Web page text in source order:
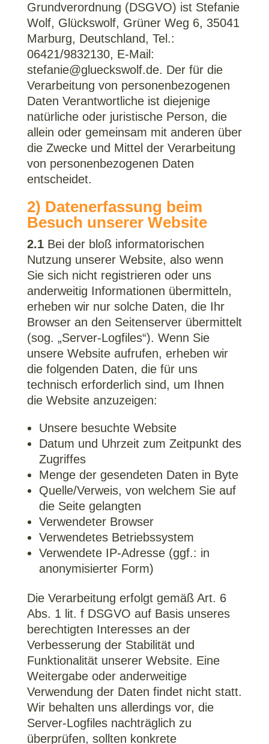
Grundverordnung (DSGVO) ist Stefanie
Wolf, Glückswolf, Grüner Weg 6, 35041
Marburg, Deutschland, Tel.:
06421/9832130, E-Mail:
stefanie@glueckswolf.de. Der für die
Verarbeitung von personenbezogenen
Daten Verantwortliche ist diejenige
natürliche oder juristische Person, die
allein oder gemeinsam mit anderen über
die Zwecke und Mittel der Verarbeitung
von personenbezogenen Daten
entscheidet.
2) Datenerfassung beim
Besuch unserer Website
2.1Bei der bloß informatorischen
Nutzung unserer Website, also wenn
Sie sich nicht registrieren oder uns
anderweitig Informationen übermitteln,
erheben wir nur solche Daten, die Ihr
Browser an den Seitenserver übermittelt
(sog. „Server-Logfiles“). Wenn Sie
unsere Website aufrufen, erheben wir
die folgenden Daten, die für uns
technisch erforderlich sind, um Ihnen
die Website anzuzeigen:
Unsere besuchte Website
Datum und Uhrzeit zum Zeitpunkt des
Zugriffes
Menge der gesendeten Daten in Byte
Quelle/Verweis, von welchem Sie auf
die Seite gelangten
Verwendeter Browser
Verwendetes Betriebssystem
Verwendete IP-Adresse (ggf.: in
anonymisierter Form)
Die Verarbeitung erfolgt gemäß Art. 6
Abs. 1 lit. f DSGVO auf Basis unseres
berechtigten Interesses an der
Verbesserung der Stabilität und
Funktionalität unserer Website. Eine
Weitergabe oder anderweitige
Verwendung der Daten findet nicht statt.
Wir behalten uns allerdings vor, die
Server-Logfiles nachträglich zu
überprüfen, sollten konkrete